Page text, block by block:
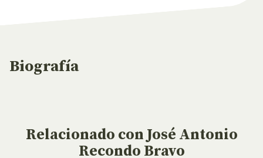
Biografía
Relacionado con José Antonio
Recondo Bravo